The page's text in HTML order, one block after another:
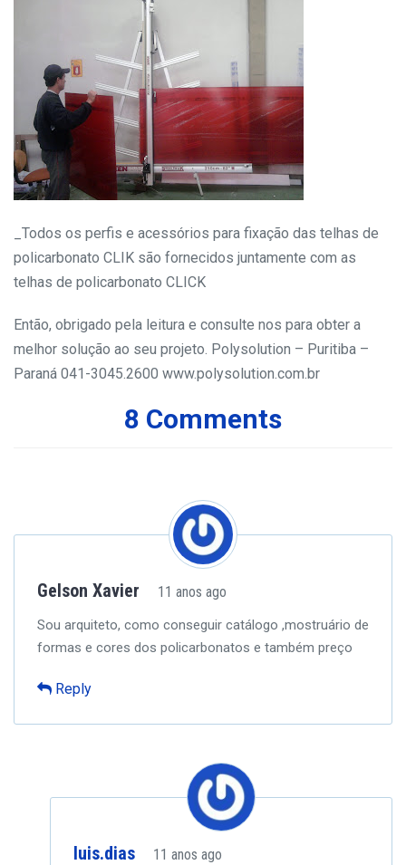
_Todos os perfis e acessórios para fixação das telhas de
policarbonato CLIK são fornecidos juntamente com as
telhas de policarbonato CLICK
Então, obrigado pela leitura e consulte nos para obter a
melhor solução ao seu projeto. Polysolution – Puritiba –
Paraná 041-3045.2600 www.polysolution.com.br
8 Comments
Gelson Xavier 11 anos ago
Sou arquiteto, como conseguir catálogo ,mostruário de
formas e cores dos policarbonatos e também preço
Reply
luis.dias 11 anos ago